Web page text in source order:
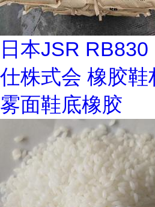
日本JSR
仕株式会 橡胶鞋
雾面鞋底橡胶